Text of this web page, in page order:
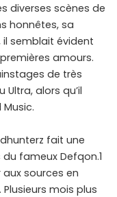
diverses scènes de
honnêtes, sa
il semblait évident
amours.
de très
alors qu’il
fait une
fameux Defqon.1
sources en
mois plus